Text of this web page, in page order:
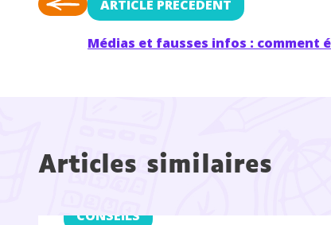
ARTICLE PRÉCÉDENT
Médias et fausses infos : comment
Articles similaires
CONSEILS